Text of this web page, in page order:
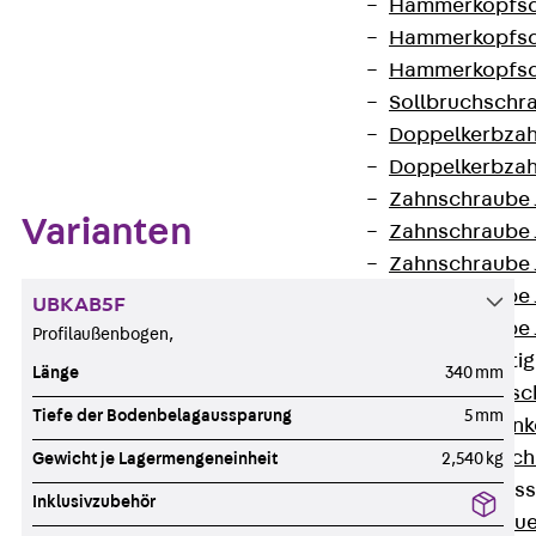
Zahnschraube
Zahnschraube
Zahnschraube
Zahnschraube
Zahnschraube
Zurück
Zurück
Varianten
UBKAB5F
Profilaußenbogen,
Länge 340 mm
Tiefe der Bodenbelagaussparung 5 mm
Gewicht je Lagermengeneinheit 2,540 kg
Inklusivzubehör